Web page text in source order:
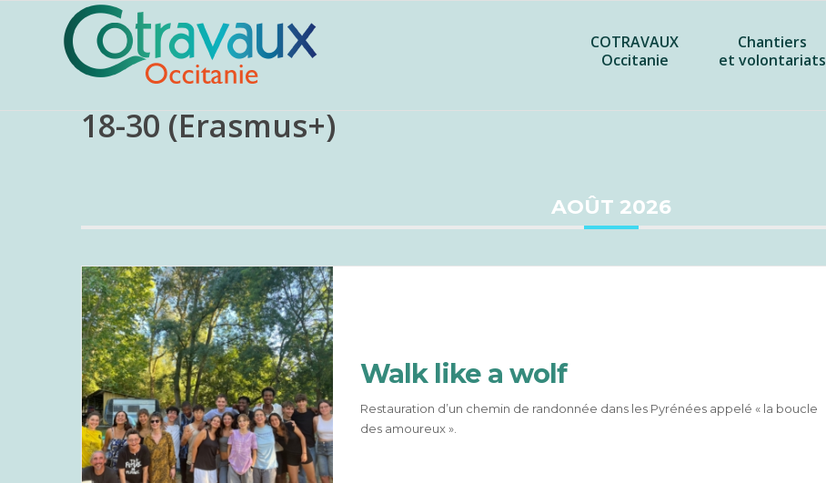
COTRAVAUX
Occitanie
Chantiers
et volontariats
18-30 (Erasmus+)
AOÛT 2026
Walk like a wolf
Restauration d’un chemin de randonnée dans les Pyrénées appelé « la boucle
des amoureux ».